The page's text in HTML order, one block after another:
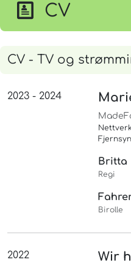
CV
CV - TV og
2023 - 2024
Britta
Regi
Birolle
2022 Wir